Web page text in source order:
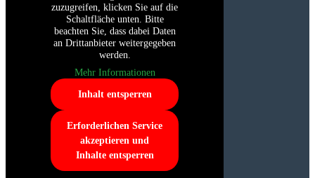
zuzugreifen, klicken Sie auf die
Schaltfläche unten. Bitte
beachten Sie, dass dabei Daten
an Drittanbieter weitergegeben
werden.
Mehr Informationen
Inhalt entsperren
Erforderlichen Service
akzeptieren und
Inhalte entsperren